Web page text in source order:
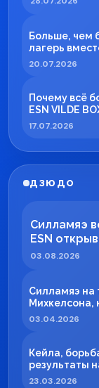
Больше, чем
лагерь
20.07.2026
Почему всё
ESN VILDE
17.07.2026
ДЗЮДО
Силламяэ
ESN
03.08.2026
Силламяэ на
Михкелсона,
регионе
03.04.2026
Кейла,
результаты
23.03.2026